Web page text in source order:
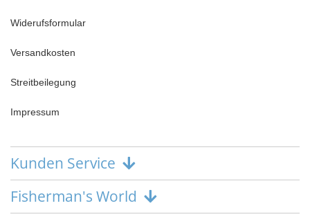
Widerufsformular
Versandkosten
Streitbeilegung
Impressum
Kunden Service
Fisherman's World